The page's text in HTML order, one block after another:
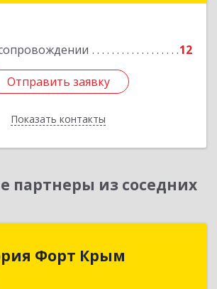
12
Отправить заявку
Показать контакты
Отправить заявку
Назад
партнеры из соседних
Форт Крым
Респ, Симферополь г, Киевская